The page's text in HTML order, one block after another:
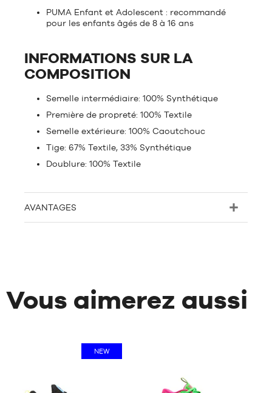
PUMA Enfant et Adolescent : recommandé
pour les enfants âgés de 8 à 16 ans
INFORMATIONS SUR LA
COMPOSITION
Semelle intermédiaire: 100% Synthétique
Première de propreté: 100% Textile
Semelle extérieure: 100% Caoutchouc
Tige: 67% Textile, 33% Synthétique
Doublure: 100% Textile
AVANTAGES
Vous aimerez aussi
NEW